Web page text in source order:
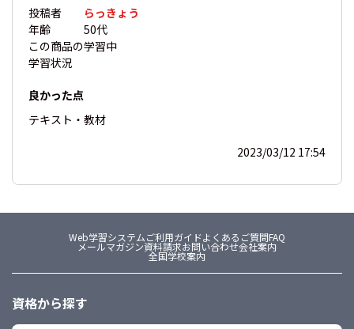
投稿者
らっきょう
年齢
50代
この商品の
学習状況
学習中
良かった点
テキスト・教材
2023/03/12 17:54
Web学習システムご利用ガイドよくあるご質問FAQ
メールマガジン資料請求お問い合わせ会社案内
全国学校案内
資格から探す